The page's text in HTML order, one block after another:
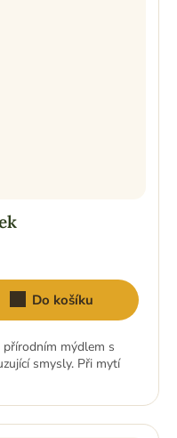
Do košíku
přírodním mýdlem s
smysly. Při mytí